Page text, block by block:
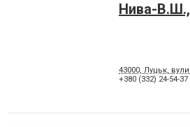
Нива-
43000, Луцьк,
+380 (332) 24-54-37